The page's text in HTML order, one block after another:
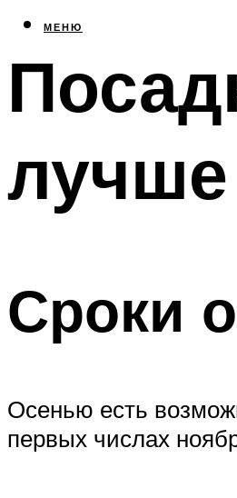
МЕНЮ
Сроки
Осенью есть
первых числах